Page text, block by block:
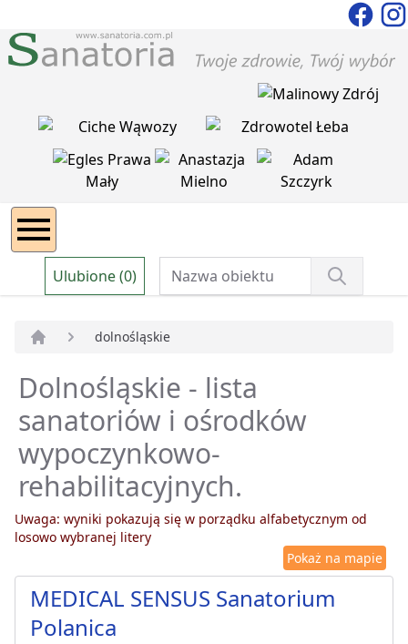
Ulubione (0)
dolnośląskie
Dolnośląskie - lista
sanatoriów i ośrodków
wypoczynkowo-
rehabilitacyjnych.
Uwaga: wyniki pokazują się w porządku alfabetycznym od
losowo wybranej litery
Pokaż na mapie
MEDICAL SENSUS Sanatorium
Polanica